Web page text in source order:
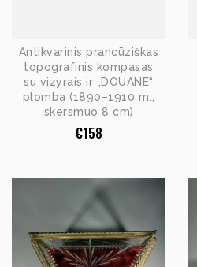
Antikvarinis prancūziškas
topografinis kompasas
su vizyrais ir „DOUANE“
plomba (1890–1910 m.,
skersmuo 8 cm)
€158